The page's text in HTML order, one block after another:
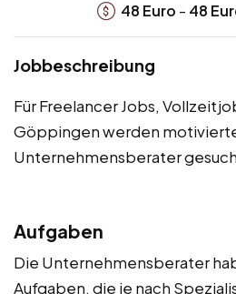
48 Euro - 48
Jobbeschreibung
Für Freelancer Jobs,
Göppingen werden
Unternehmensberater
Aufgaben
Die Unternehmensberater
Aufgaben, die je nach